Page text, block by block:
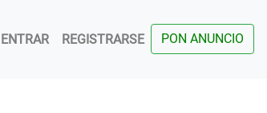
ENTRAR REGISTRARSE PON ANUNCIO